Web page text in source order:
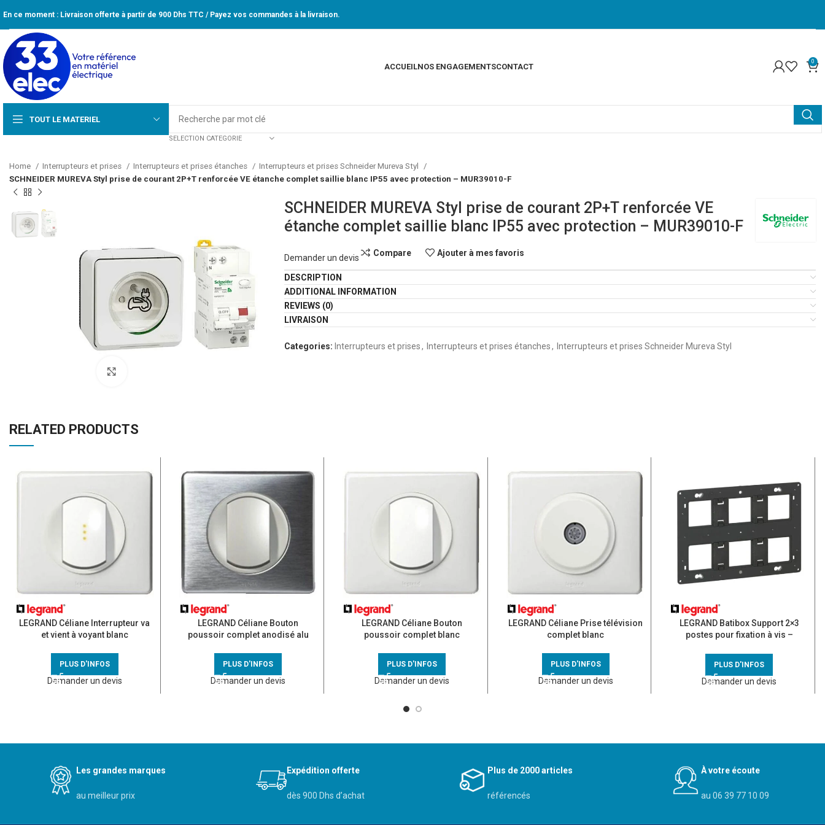
En ce moment : Livraison offerte à partir de 900 Dhs TTC / Payez vos commandes à la livraison.
ACCUEILNOS ENGAGEMENTSCONTACT
0
TOUT LE MATERIEL
SELECTION CATEGORIE
Home Interrupteurs et prises Interrupteurs et prises étanches
Interrupteurs et prises Schneider Mureva Styl
SCHNEIDER MUREVA Styl prise de courant 2P+T renforcée VE étanche complet saillie blanc IP55 avec protection – MUR39010-F
SCHNEIDER MUREVA Styl prise de courant 2P+T renforcée VE
étanche complet saillie blanc IP55 avec protection – MUR39010-F
Demander un devis
Compare Ajouter à mes favoris
DESCRIPTION
ADDITIONAL INFORMATION
REVIEWS (0)
LIVRAISON
Categories: Interrupteurs et prises, Interrupteurs et prises étanches, Interrupteurs et prises Schneider Mureva Styl
RELATED PRODUCTS
LEGRAND Céliane Interrupteur va
et vient à voyant blanc
PLUS D'INFOS
Demander un devis
LEGRAND Céliane Bouton
poussoir complet anodisé alu
PLUS D'INFOS
Demander un devis
LEGRAND Céliane Bouton
poussoir complet blanc
PLUS D'INFOS
Demander un devis
LEGRAND Céliane Prise télévision
complet blanc
PLUS D'INFOS
Demander un devis
LEGRAND Batibox Support 2×3
postes pour fixation à vis –
PLUS D'INFOS
Demander un devis
Les grandes marques
au meilleur prix
Expédition offerte
dès 900 Dhs d’achat
Plus de 2000 articles
référencés
À votre écoute
au 06 39 77 10 09